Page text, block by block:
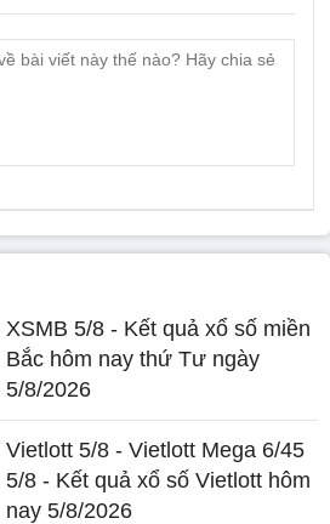
XSMB 5/8 - Kết quả xổ số miền
Bắc hôm nay thứ Tư ngày
5/8/2026
Vietlott 5/8 - Vietlott Mega 6/45
5/8 - Kết quả xổ số Vietlott hôm
nay 5/8/2026